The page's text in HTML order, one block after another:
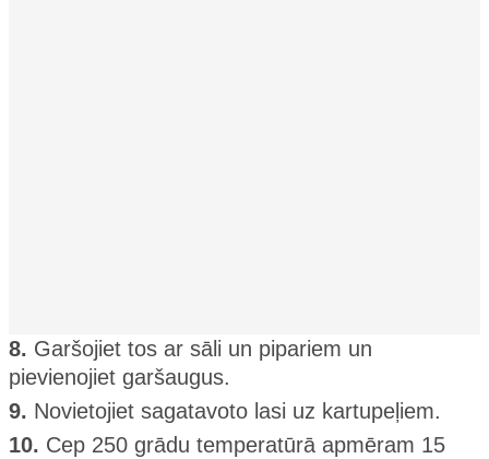
8. Garšojiet tos ar sāli un pipariem un
pievienojiet garšaugus.
9. Novietojiet sagatavoto lasi uz kartupeļiem.
10. Cep 250 grādu temperatūrā apmēram 15